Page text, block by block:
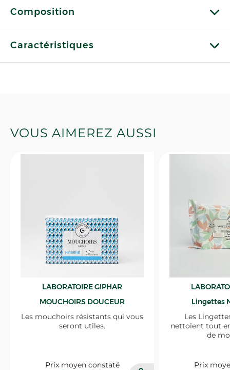
Composition
Caractéristiques
VOUS AIMEREZ AUSSI
LABORATOIRE GIPHAR
MOUCHOIRS DOUCEUR
Les mouchoirs résistants qui vous
seront utiles.
Prix moyen constaté
Lingettes
Les
nettoient tout
de
Prix